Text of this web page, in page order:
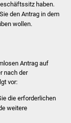
Bizethalle
ich wo
haben.
den Antrag in dem
wollen.
Antrag auf
nach der
vor:
die erforderlichen
weitere